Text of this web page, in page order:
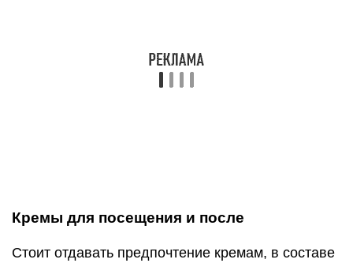
Кремы для посещения и после
Стоит отдавать предпочтение кремам, в составе